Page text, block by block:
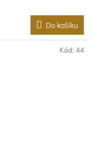
Do košíku
Kód: 44